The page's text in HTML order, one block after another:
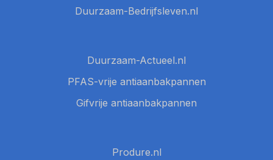
Duurzaam-Bedrijfsleven.nl
Duurzaam-Actueel.nl
PFAS-vrije antiaanbakpannen
Gifvrije antiaanbakpannen
Produre.nl